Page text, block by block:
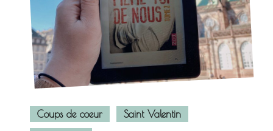
Coups de coeur
Saint Valentin